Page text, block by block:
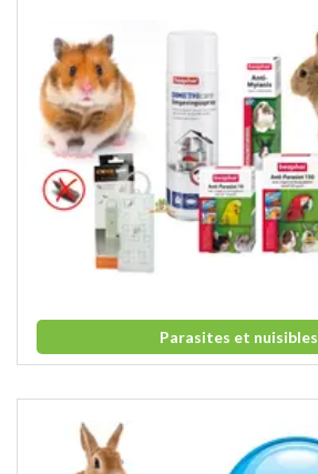
Parasites et nuisibles